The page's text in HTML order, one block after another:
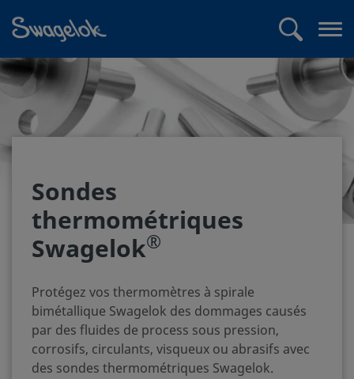
Sondes
thermométriques
Swagelok®
Protégez vos thermomètres à spirale
bimétallique Swagelok des dommages causés
par des fluides de process sous pression,
corrosifs, circulants, visqueux ou abrasifs avec
des sondes thermométriques Swagelok.